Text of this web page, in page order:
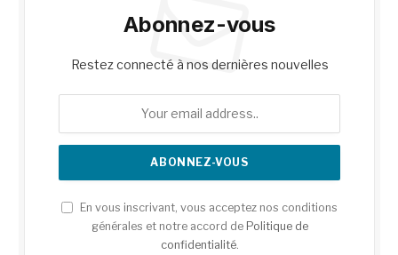
Abonnez-vous
Restez connecté à nos dernières nouvelles
En vous inscrivant, vous acceptez nos conditions
générales et notre accord de Politique de
confidentialité.